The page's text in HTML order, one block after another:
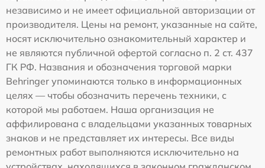
независимо и не имеет официальной авторизации от
производителя. Цены на ремонт, указанные на сайте,
носят исключительно ознакомительный характер и
не являются публичной офертой согласно п. 2 ст. 437
ГК РФ. Названия и обозначения торговой марки
Behringer упоминаются только в информационных
целях — чтобы обозначить перечень техники, с
которой мы работаем. Наша организация не
аффилирована с владельцами указанных товарных
знаков и не представляет их интересы. Все виды
ремонтных работ выполняются исключительно на